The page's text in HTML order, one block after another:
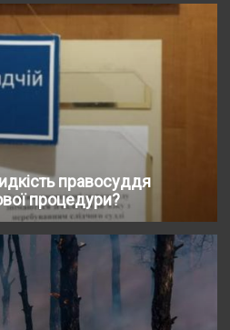
правосуддя
процедури?